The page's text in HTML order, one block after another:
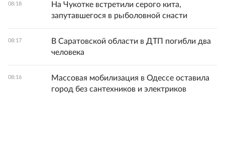
08:18
На Чукотке встретили серого кита,
запутавшегося в рыболовной снасти
08:17
В Саратовской области в ДТП погибли два
человека
08:16
Массовая мобилизация в Одессе оставила
город без сантехников и электриков